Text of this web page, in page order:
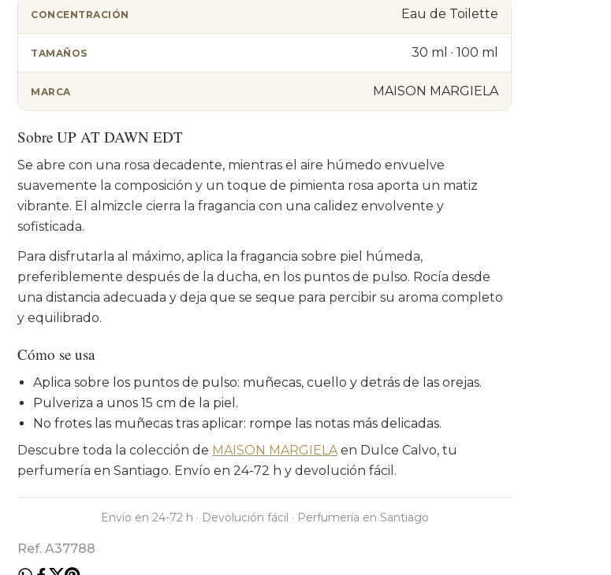
CONCENTRACIÓN Eau de Toilette
TAMAÑOS 30 ml · 100 ml
MARCA MAISON MARGIELA
Sobre UP AT DAWN EDT
Se abre con una rosa decadente, mientras el aire húmedo envuelve
suavemente la composición y un toque de pimienta rosa aporta un matiz
vibrante. El almizcle cierra la fragancia con una calidez envolvente y
sofisticada.
Para disfrutarla al máximo, aplica la fragancia sobre piel húmeda,
preferiblemente después de la ducha, en los puntos de pulso. Rocía desde
una distancia adecuada y deja que se seque para percibir su aroma completo
y equilibrado.
Cómo se usa
Aplica sobre los puntos de pulso: muñecas, cuello y detrás de las orejas.
Pulveriza a unos 15 cm de la piel.
No frotes las muñecas tras aplicar: rompe las notas más delicadas.
Descubre toda la colección de MAISON MARGIELAen Dulce Calvo, tu
perfumería en Santiago. Envío en 24-72 h y devolución fácil.
Envío en 24-72 h · Devolución fácil · Perfumería en Santiago
Ref. A37788